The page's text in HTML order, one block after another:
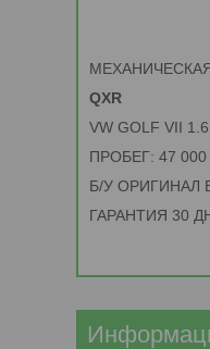
QXR
VW GOLF VII
ПРОБЕГ: 47
Б/У ОРИГИНАЛ
ГАРАНТИЯ 30